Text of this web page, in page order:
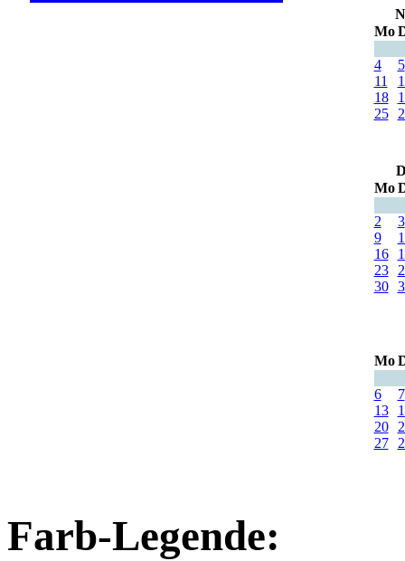
Mo
4
5
11
18
25
Mo
2
3
9
16
23
30
Mo
6
7
13
20
27
Farb-Legende: